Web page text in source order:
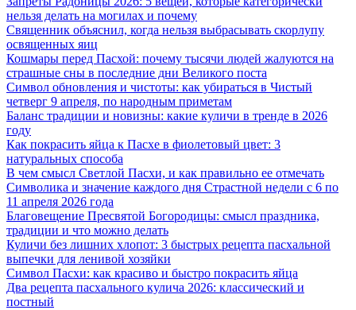
нельзя делать на могилах и почему
Священник объяснил, когда нельзя выбрасывать скорлупу
освященных яиц
Кошмары перед Пасхой: почему тысячи людей жалуются на
страшные сны в последние дни Великого поста
Символ обновления и чистоты: как убираться в Чистый
четверг 9 апреля, по народным приметам
Баланс традиции и новизны: какие куличи в тренде в 2026
году
Как покрасить яйца к Пасхе в фиолетовый цвет: 3
натуральных способа
В чем смысл Светлой Пасхи, и как правильно ее отмечать
Символика и значение каждого дня Страстной недели с 6 по
11 апреля 2026 года
Благовещение Пресвятой Богородицы: смысл праздника,
традиции и что можно делать
Куличи без лишних хлопот: 3 быстрых рецепта пасхальной
выпечки для ленивой хозяйки
Символ Пасхи: как красиво и быстро покрасить яйца
Два рецепта пасхального кулича 2026: классический и
постный